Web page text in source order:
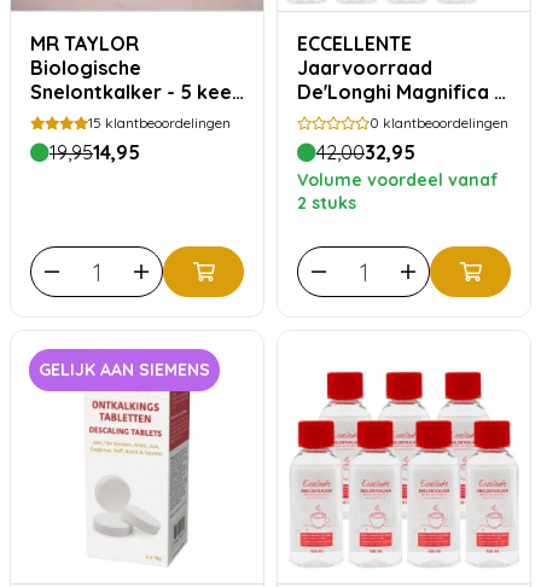
MR TAYLOR
Biologische
Snelontkalker - 5 keer
ontkalken
15 klantbeoordelingen
19,9514,95
ECCELLENTE
Jaarvoorraad
De'Longhi Magnifica S
ontkalker - 12 stuks
0 klantbeoordelingen
42,0032,95
Volume voordeel vanaf
2 stuks
GELIJK AAN SIEMENS